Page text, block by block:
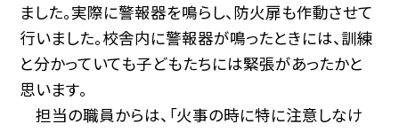
ました。実際に警報器を鳴らし、防火扉も作動させて
行いました。校舎内に警報器が鳴ったときには、訓練
と分かっていても子どもたちには緊張があったかと
思います。
担当の職員からは、「火事の時に特に注意しなけ